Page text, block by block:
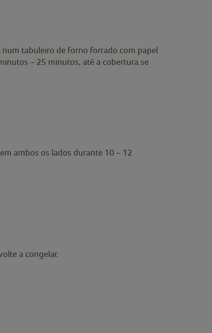
num tabuleiro de forno forrado com papel
– 25 minutos, até a cobertura se
ambos os lados durante 10 – 12
a congelar.